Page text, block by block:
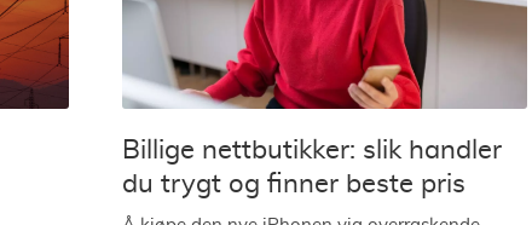
Billige nettbutikker: slik handler
du trygt og finner beste pris